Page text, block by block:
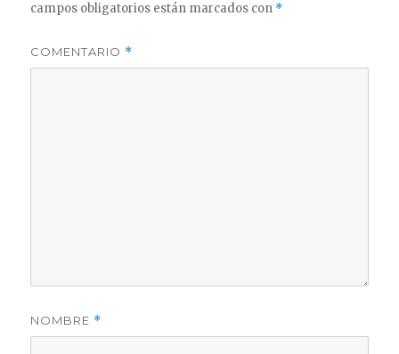
campos obligatorios están marcados con *
COMENTARIO *
NOMBRE *